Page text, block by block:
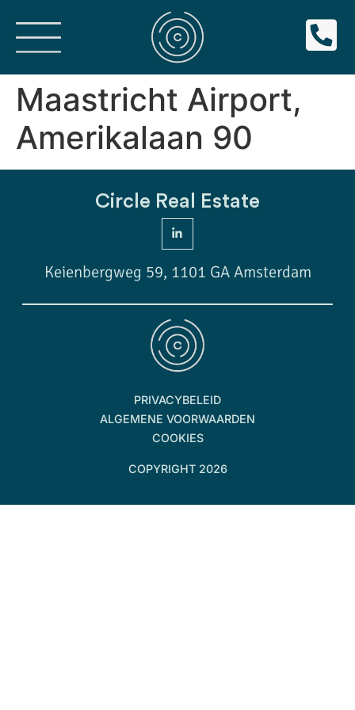
Maastricht Airport,
Amerikalaan 90
Circle Real Estate
Keienbergweg 59, 1101 GA Amsterdam
PRIVACYBELEID
ALGEMENE VOORWAARDEN
COOKIES
COPYRIGHT 2026